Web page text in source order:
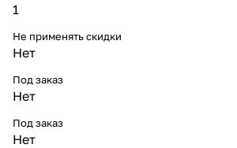
1
Не применять скидки
Нет
Под заказ
Нет
Под заказ
Нет